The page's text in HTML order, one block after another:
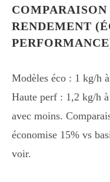
RENDEMENT
Modèles éco : 1 kg/h
Haute perf : 1,2 kg/h
avec moins.
économise 15% vs
voir.